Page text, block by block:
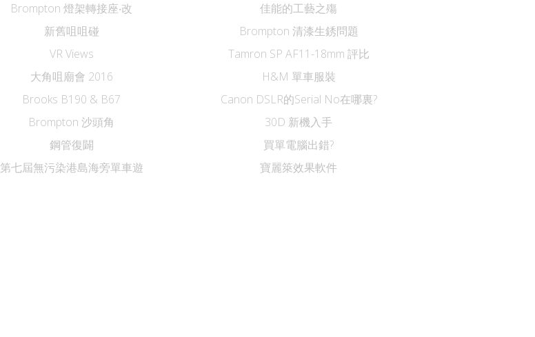
Brompton 燈架轉接座‧改
新舊咀咀碰
VR Views
大角咀廟會 2016
Brooks B190 & B67
Brompton 沙頭角
鋼管復闢
第七屆無污染港島海旁單車遊
佳能的工藝之殤
Brompton 清漆生銹問題
Tamron SP AF11-18mm 評比
H&M 單車服裝
Canon DSLR的Serial No在哪裏?
30D 新機入手
買單電腦出錯?
寶麗箂效果軟件